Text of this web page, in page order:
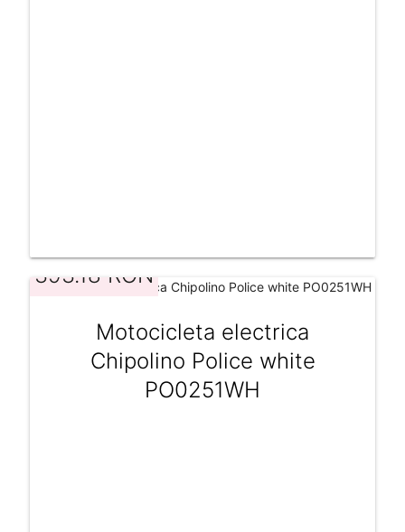
393.18 RON
Motocicleta electrica
Chipolino Police white
PO0251WH